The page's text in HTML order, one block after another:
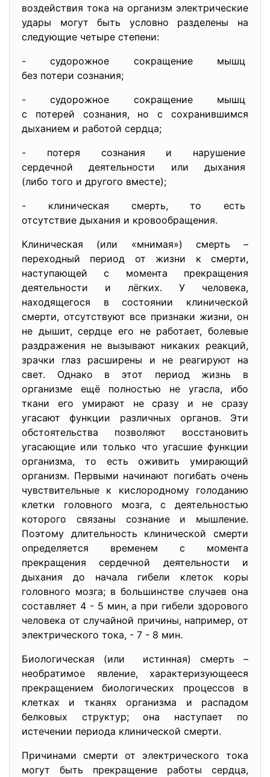
воздействия тока на организм электрические
удары могут быть условно разделены на
следующие четыре степени:
- судорожное сокращение мышц
без потери сознания;
- судорожное сокращение мышц
с потерей сознания, но с сохранившимся
дыханием и работой сердца;
- потеря сознания и нарушение
сердечной деятельности или дыхания
(либо того и другого вместе);
- клиническая смерть, то есть
отсутствие дыхания и кровообращения.
Клиническая (или «мнимая») смерть –
переходный период от жизни к смерти,
наступающей с момента прекращения
деятельности и лёгких. У человека,
находящегося в состоянии клинической
смерти, отсутствуют все признаки жизни, он
не дышит, сердце его не работает, болевые
раздражения не вызывают никаких реакций,
зрачки глаз расширены и не реагируют на
свет. Однако в этот период жизнь в
организме ещё полностью не угасла, ибо
ткани его умирают не сразу и не сразу
угасают функции различных органов. Эти
обстоятельства позволяют восстановить
угасающие или только что угасшие функции
организма, то есть оживить умирающий
организм. Первыми начинают погибать очень
чувствительные к кислородному голоданию
клетки головного мозга, с деятельностью
которого связаны сознание и мышление.
Поэтому длительность клинической смерти
определяется временем с момента
прекращения сердечной деятельности и
дыхания до начала гибели клеток коры
головного мозга; в большинстве случаев она
составляет 4 - 5 мин, а при гибели здорового
человека от случайной причины, например, от
электрического тока, - 7 - 8 мин.
Биологическая (или истинная) смерть –
необратимое явление, характеризующееся
прекращением биологических процессов в
клетках и тканях организма и распадом
белковых структур; она наступает по
истечении периода клинической смерти.
Причинами смерти от электрического тока
могут быть прекращение работы сердца,